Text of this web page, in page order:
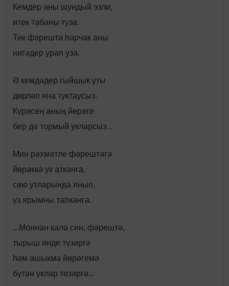
Кемдер аны шундый эзли,
итек табаны туза.
Тик фәрештә һәрчак аны
нигәдер урап уза.
Ә кемдәдер гыйшык уты
дөрләп яна туктаусыз.
Күрәсең аның йөрәге
бер дә тормый укларсыз...
Мин рәхмәтле фәрештәгә
йөрәккә ук атканга,
сөю утларында янып,
үз ярымны тапканга.
...Моннан кала син, фәрештә,
тырыш инде түзәргә
һәм ашыкма йөрәгемә
бүтән уклар төзәргә...